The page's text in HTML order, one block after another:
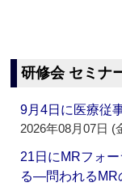
研修会 セミナ
9月4日に医療従
2026年08月07日 (
21日にMRフォ
る―問われる